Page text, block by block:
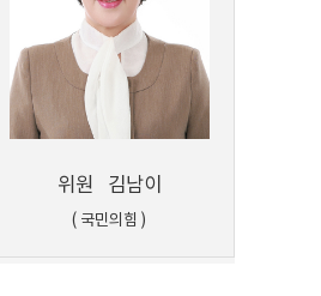
위원 김남이
( 국민의힘 )